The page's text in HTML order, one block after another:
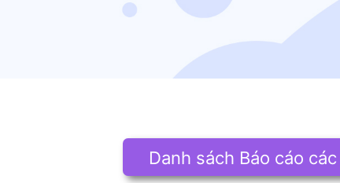
Danh sách Báo cáo